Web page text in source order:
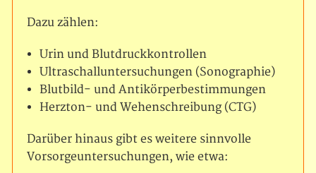
Dazu zählen:
Urin und Blutdruckkontrollen
Ultraschalluntersuchungen (Sonographie)
Blutbild- und Antikörperbestimmungen
Herzton- und Wehenschreibung (CTG)
Darüber hinaus gibt es weitere sinnvolle
Vorsorgeuntersuchungen, wie etwa: